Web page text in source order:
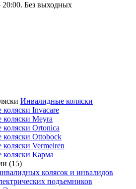
20:00. Без выходных
Инвалидные коляски
Invacare
Meyra
Ortonica
Ottobock
Vermeiren
Карма
(15)
колясок и инвалидов
подъемников